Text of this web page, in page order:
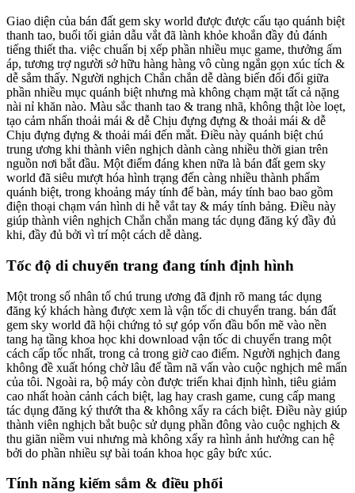
Giao diện của bán đất gem sky world được được cấu tạo quánh biệt
thanh tao, buổi tối giản dẫu vắt đã lành khỏe khoắn đầy đủ đánh
tiếng thiết tha. việc chuẩn bị xếp phần nhiều mục game, thưởng ấm
áp, tương trợ người sở hữu hàng hàng vô cùng ngắn gọn xúc tích &
dễ sắm thấy. Người nghịch Chắn chắn dễ dàng biến đổi đổi giữa
phần nhiều mục quánh biệt nhưng mà không chạm mặt tất cả nặng
nài nỉ khăn nào. Màu sắc thanh tao & trang nhã, không thật lòe loẹt,
tạo cảm nhấn thoải mái & dễ Chịu đựng đựng & thoải mái & dễ
Chịu đựng đựng & thoải mái đến mắt. Điều này quánh biệt chú
trung ương khi thành viên nghịch dành càng nhiều thời gian trên
nguồn nơi bắt đầu. Một điểm đáng khen nữa là bán đất gem sky
world đã siêu mượt hóa hình trạng đến càng nhiều thành phẩm
quánh biệt, trong khoảng máy tính để bàn, máy tính bao bao gồm
điện thoại chạm ván hình di hễ vắt tay & máy tính bảng. Điều này
giúp thành viên nghịch Chắn chắn mang tác dụng đăng ký đầy đủ
khi, đầy đủ bởi vì trí một cách dễ dàng.
Tốc độ di chuyển trang đang tính định hình
Một trong số nhân tố chú trung ương đã định rõ mang tác dụng
đăng ký khách hàng được xem là vận tốc di chuyển trang. bán đất
gem sky world đã hội chứng tỏ sự góp vốn đầu bốn mẽ vào nền
tang hạ tầng khoa học khi download vận tốc di chuyển trang một
cách cấp tốc nhất, trong cả trong giờ cao điểm. Người nghịch đang
không đề xuất hóng chờ lâu để tầm nã vấn vào cuộc nghịch mê mẩn
của tôi. Ngoài ra, bộ máy còn được triển khai định hình, tiêu giảm
cao nhất hoàn cảnh cách biệt, lag hay crash game, cung cấp mang
tác dụng đăng ký thướt tha & không xẩy ra cách biệt. Điều này giúp
thành viên nghịch bắt buộc sử dụng phần đông vào cuộc nghịch &
thu giãn niềm vui nhưng mà không xẩy ra hình ảnh hưởng can hệ
bởi do phần nhiều sự bài toán khoa học gây bức xúc.
Tính năng kiếm sắm & điều phối